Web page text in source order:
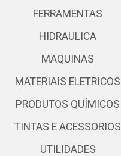
FERRAMENTAS
HIDRAULICA
MAQUINAS
MATERIAIS ELETRICOS
PRODUTOS QUÍMICOS
TINTAS E ACESSORIOS
UTILIDADES